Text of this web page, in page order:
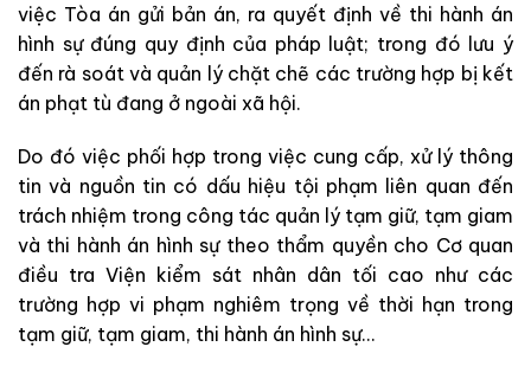
việc Tòa án gửi bản án, ra quyết định về thi hành án
hình sự đúng quy định của pháp luật; trong đó lưu ý
đến rà soát và quản lý chặt chẽ các trường hợp bị kết
án phạt tù đang ở ngoài xã hội.
Do đó việc phối hợp trong việc cung cấp, xử lý thông
tin và nguồn tin có dấu hiệu tội phạm liên quan đến
trách nhiệm trong công tác quản lý tạm giữ, tạm giam
và thi hành án hình sự theo thẩm quyền cho Cơ quan
điều tra Viện kiểm sát nhân dân tối cao như các
trường hợp vi phạm nghiêm trọng về thời hạn trong
tạm giữ, tạm giam, thi hành án hình sự…